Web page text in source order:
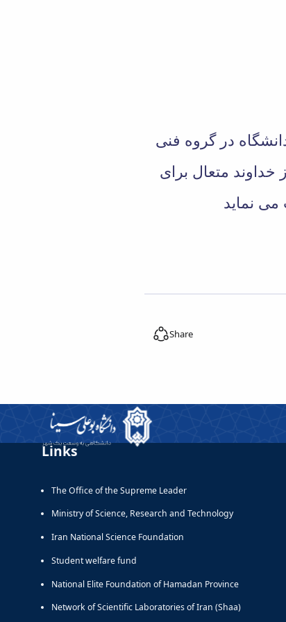
در گروه فنی
متعال برای
Share
Links
The Office of the Supreme Leader
Ministry of Science, Research and Technology
Iran National Science Foundation
Student welfare fund
National Elite Foundation of Hamadan Province
Network of Scientific Laboratories of Iran (Shaa)